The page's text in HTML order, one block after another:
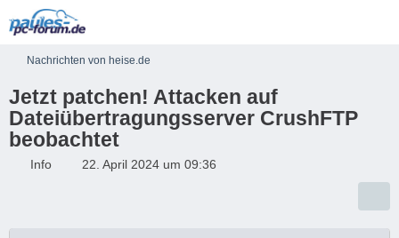
Nachrichten von heise.de
Jetzt patchen! Attacken auf
Dateiübertragungsserver CrushFTP
beobachtet
Info 22. April 2024 um 09:36